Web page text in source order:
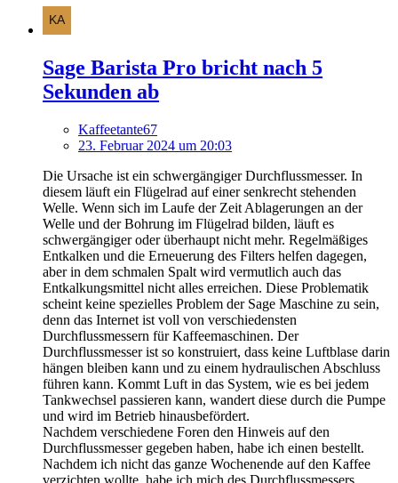
Sage Barista Pro bricht nach 5
Sekunden ab
Kaffeetante67
23. Februar 2024 um 20:03
Die Ursache ist ein schwergängiger Durchflussmesser. In
diesem läuft ein Flügelrad auf einer senkrecht stehenden
Welle. Wenn sich im Laufe der Zeit Ablagerungen an der
Welle und der Bohrung im Flügelrad bilden, läuft es
schwergängiger oder überhaupt nicht mehr. Regelmäßiges
Entkalken und die Erneuerung des Filters helfen dagegen,
aber in dem schmalen Spalt wird vermutlich auch das
Entkalkungsmittel nicht alles erreichen. Diese Problematik
scheint keine spezielles Problem der Sage Maschine zu sein,
denn das Internet ist voll von verschiedensten
Durchflussmessern für Kaffeemaschinen. Der
Durchflussmesser ist so konstruiert, dass keine Luftblase darin
hängen bleiben kann und zu einem hydraulischen Abschluss
führen kann. Kommt Luft in das System, wie es bei jedem
Tankwechsel passieren kann, wandert diese durch die Pumpe
und wird im Betrieb hinausbefördert.
Nachdem verschiedene Foren den Hinweis auf den
Durchflussmesser gegeben haben, habe ich einen bestellt.
Nachdem ich nicht das ganze Wochenende auf den Kaffee
verzichten wollte, habe ich mich des Durchflussmessers